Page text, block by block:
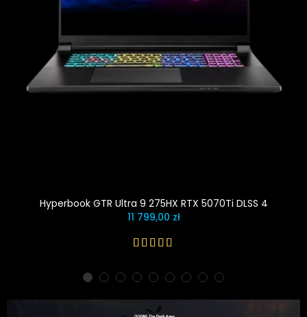
Hyperbook GTR Ultra 9 275HX RTX 5070Ti DLSS 4
11 799,00 zł